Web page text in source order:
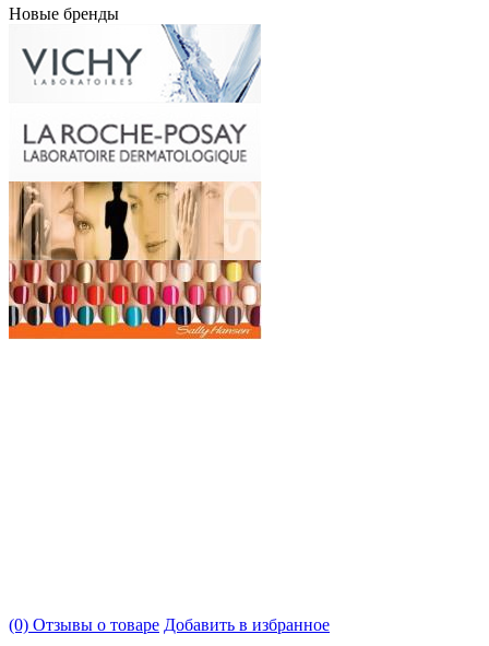
Новые бренды
(0) Отзывы о товаре Добавить в избранное